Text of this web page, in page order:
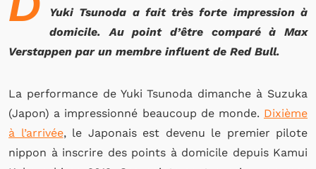
Yuki Tsunoda a fait très forte impression à
domicile. Au point d’être comparé à Max
Verstappen par un membre influent de Red Bull.
La performance de Yuki Tsunoda dimanche à Suzuka
(Japon) a impressionné beaucoup de monde. Dixième
à l’arrivée, le Japonais est devenu le premier pilote
nippon à inscrire des points à domicile depuis Kamui